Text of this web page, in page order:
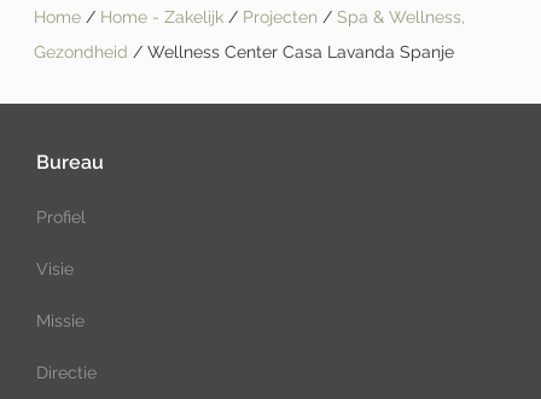
Home / Home - Zakelijk / Projecten / Spa & Wellness,
Gezondheid / Wellness Center Casa Lavanda Spanje
Bureau
Profiel
Visie
Missie
Directie